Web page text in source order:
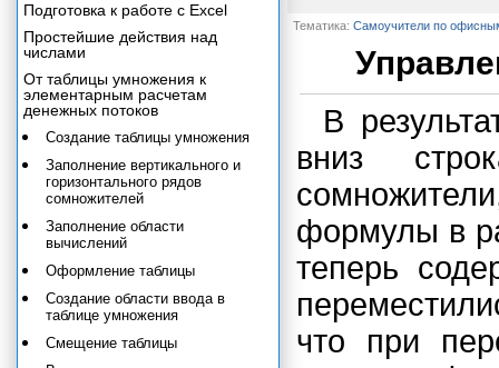
Тематика: Самоучители по
В
вниз
формулы в
теперь
что при
Подготовка к работе с Excel
Простейшие действия над
числами
От таблицы умножения к
элементарным расчетам
денежных потоков
Создание таблицы умножения
Заполнение вертикального и
горизонтального рядов
сомножителей
Заполнение области
вычислений
Оформление таблицы
Создание области ввода в
таблице умножения
Смещение таблицы